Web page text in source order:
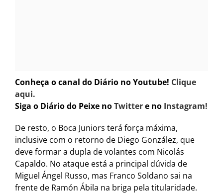
Conheça o canal do Diário no Youtube! Clique
aqui.
Siga o Diário do Peixe noTwittere no Instagram!
De resto, o Boca Juniors terá força máxima,
inclusive com o retorno de Diego González, que
deve formar a dupla de volantes com Nicolás
Capaldo. No ataque está a principal dúvida de
Miguel Ángel Russo, mas Franco Soldano sai na
frente de Ramón Ábila na briga pela titularidade.